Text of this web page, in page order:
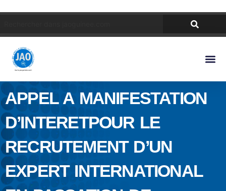
APPEL A MANIFESTATION
D’INTERETPOUR LE
RECRUTEMENT D’UN
EXPERT INTERNATIONAL